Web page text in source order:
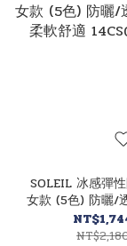
SOLEIL 冰感彈
女款 (5色) 防曬/
柔軟舒適